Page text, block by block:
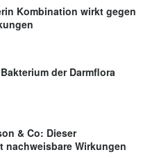
Kombination wirkt gegen
der Darmflora
& Co: Dieser
nachweisbare Wirkungen